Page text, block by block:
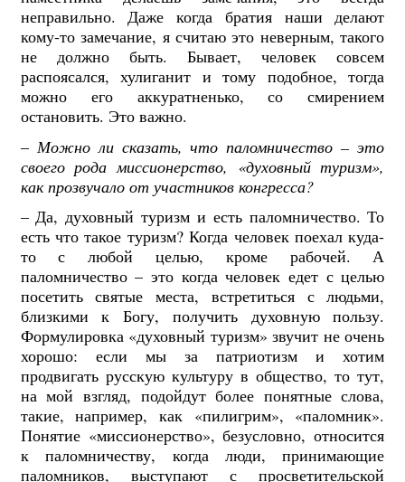
неправильно. Даже когда братия наши делают
кому-то замечание, я считаю это неверным, такого
не должно быть. Бывает, человек совсем
распоясался, хулиганит и тому подобное, тогда
можно его аккуратненько, со смирением
остановить. Это важно.
– Можно ли сказать, что паломничество– это
своего рода миссионерство, «духовный туризм»,
как прозвучало от участников конгресса?
– Да, духовный туризм и есть паломничество. То
есть что такое туризм? Когда человек поехал куда-
то с любой целью, кроме рабочей. А
паломничество – это когда человек едет с целью
посетить святые места, встретиться с людьми,
близкими к Богу, получить духовную пользу.
Формулировка «духовный туризм» звучит не очень
хорошо: если мы за патриотизм и хотим
продвигать русскую культуру в общество, то тут,
на мой взгляд, подойдут более понятные слова,
такие, например, как «пилигрим», «паломник».
Понятие «миссионерство», безусловно, относится
к паломничеству, когда люди, принимающие
паломников, выступают с просветительской